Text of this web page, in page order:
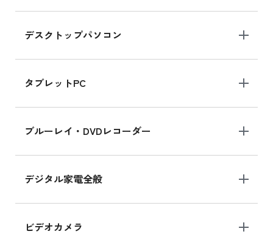
デスクトップパソコン
タブレットPC
ブルーレイ・DVDレコーダー
デジタル家電全般
ビデオカメラ
iPad mini シリーズ 2024
iPad mini 8.3インチ の新品買取価格
iPhone 16 シリーズ
iPhone 16 の新品買取価格
iPad Air 11インチ シリーズ
iPad Air 11インチ の新品買取価格